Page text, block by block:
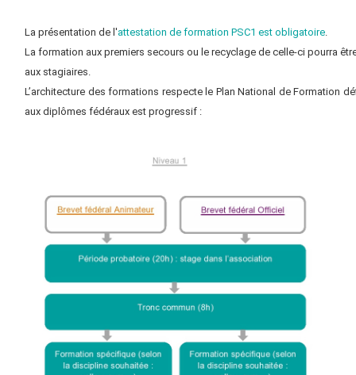
La présentation de l'attestation de formation PSC1 est obligatoire.
La formation aux premiers secours ou le recyclage de celle-ci pourra
aux stagiaires.
L’architecture des formations respecte le Plan National de Formation
aux diplômes fédéraux est progressif :